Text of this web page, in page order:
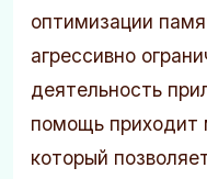
оптимизации
агрессивно
деятельность
помощь приходит
который